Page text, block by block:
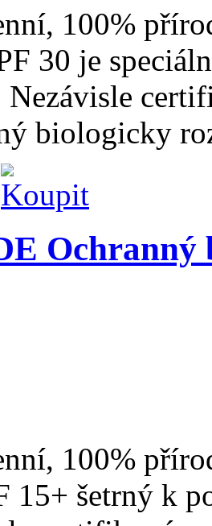
100%
30 je
Nezávisle
biologicky
Ochranný
100%
15+ šetrný k